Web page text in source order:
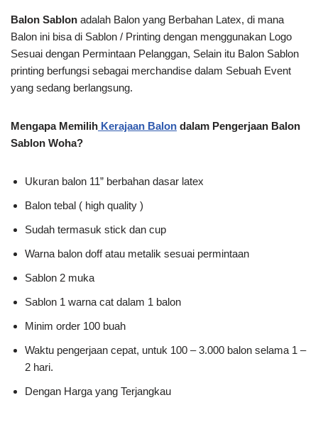
Balon Sablon adalah Balon yang Berbahan Latex, di mana
Balon ini bisa di Sablon / Printing dengan menggunakan Logo
Sesuai dengan Permintaan Pelanggan, Selain itu Balon Sablon
printing berfungsi sebagai merchandise dalam Sebuah Event
yang sedang berlangsung.
Mengapa Memilih Kerajaan Balon dalam Pengerjaan Balon
Sablon Woha?
Ukuran balon 11” berbahan dasar latex
Balon tebal ( high quality )
Sudah termasuk stick dan cup
Warna balon doff atau metalik sesuai permintaan
Sablon 2 muka
Sablon 1 warna cat dalam 1 balon
Minim order 100 buah
Waktu pengerjaan cepat, untuk 100 – 3.000 balon selama 1 –
2 hari.
Dengan Harga yang Terjangkau